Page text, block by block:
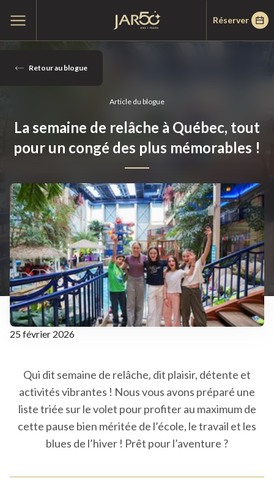
au
contenumenu
Réserver
Retour au blogue
Article du blogue
La semaine de relâche à Québec, tout
pour un congé des plus mémorables !
25 février 2026
Qui dit semaine de relâche, dit plaisir, détente et
activités vibrantes ! Nous vous avons préparé une
liste triée sur le volet pour profiter au maximum de
cette pause bien méritée de l’école, le travail et les
blues de l’hiver ! Prêt pour l’aventure ?